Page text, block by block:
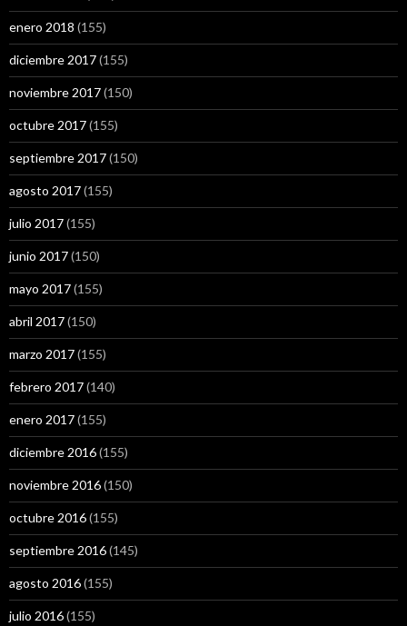
enero 2018 (155)
diciembre 2017(155)
noviembre 2017(150)
octubre 2017(155)
septiembre 2017(150)
agosto 2017(155)
julio 2017(155)
junio 2017(150)
mayo 2017(155)
abril 2017(150)
marzo 2017(155)
febrero 2017(140)
enero 2017(155)
diciembre 2016(155)
noviembre 2016(150)
octubre 2016(155)
septiembre 2016(145)
agosto 2016(155)
julio 2016(155)